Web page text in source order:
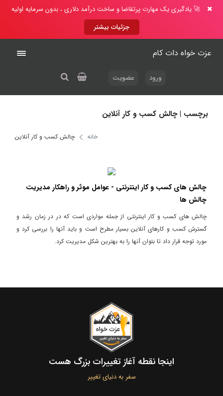
🚀 یادگیری یک مهارت پرتقاضا و ساخت درآمد دلاری ، بدون سرمایه اولیه
جزئیات بیشتر
عزت خواه دات کام
ورود عضویت
برچسب | چالش کسب و کار آنلاین
خانه چالش کسب و کار آنلاین
چالش های کسب و کار اینترنتی - عوامل موثر و راهکار مدیریت
چالش ها
چالش های کسب و کار اینترنتی از جمله مواردی است که در در زمان رشد و
گسترش کسب و کارهای آنلاین بسیار مطرح است و باید آنها را بررسی کرد و
مورد توجه قرار داد تا بتوان آنها را به بهترین شکل مدیریت کرد.
اینجا نقطه آغاز تغییرات بزرگ هست
سفر به دنیای تغییر